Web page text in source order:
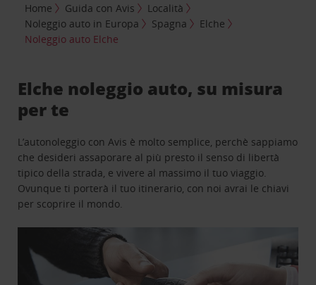
Home Guida con Avis
Località
Noleggio auto in Europa
Spagna
Elche
Noleggio auto Elche
Elche noleggio auto, su misura
per te
L’autonoleggio con Avis è molto semplice, perchè sappiamo
che desideri assaporare al più presto il senso di libertà
tipico della strada, e vivere al massimo il tuo viaggio.
Ovunque ti porterà il tuo itinerario, con noi avrai le chiavi
per scoprire il mondo.